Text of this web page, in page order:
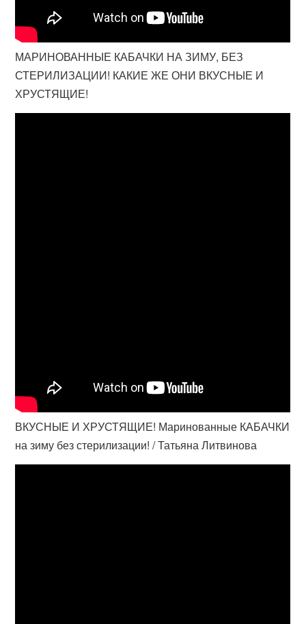
МАРИНОВАННЫЕ КАБАЧКИ НА ЗИМУ, БЕЗ
СТЕРИЛИЗАЦИИ! КАКИЕ ЖЕ ОНИ ВКУСНЫЕ И
ХРУСТЯЩИЕ!
ВКУСНЫЕ И ХРУСТЯЩИЕ! Маринованные КАБАЧКИ
на зиму без стерилизации! / Татьяна Литвинова